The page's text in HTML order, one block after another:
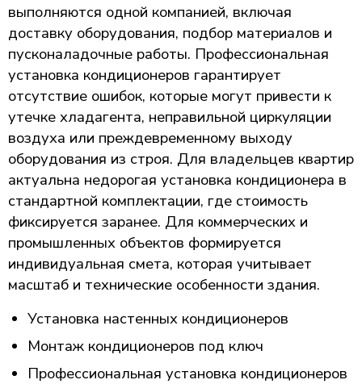
выполняются одной компанией, включая
доставку оборудования, подбор материалов и
пусконаладочные работы. Профессиональная
установка кондиционеров гарантирует
отсутствие ошибок, которые могут привести к
утечке хладагента, неправильной циркуляции
воздуха или преждевременному выходу
оборудования из строя. Для владельцев квартир
актуальна недорогая установка кондиционера в
стандартной комплектации, где стоимость
фиксируется заранее. Для коммерческих и
промышленных объектов формируется
индивидуальная смета, которая учитывает
масштаб и технические особенности здания.
Установка настенных кондиционеров
Монтаж кондиционеров под ключ
Профессиональная установка кондиционеров